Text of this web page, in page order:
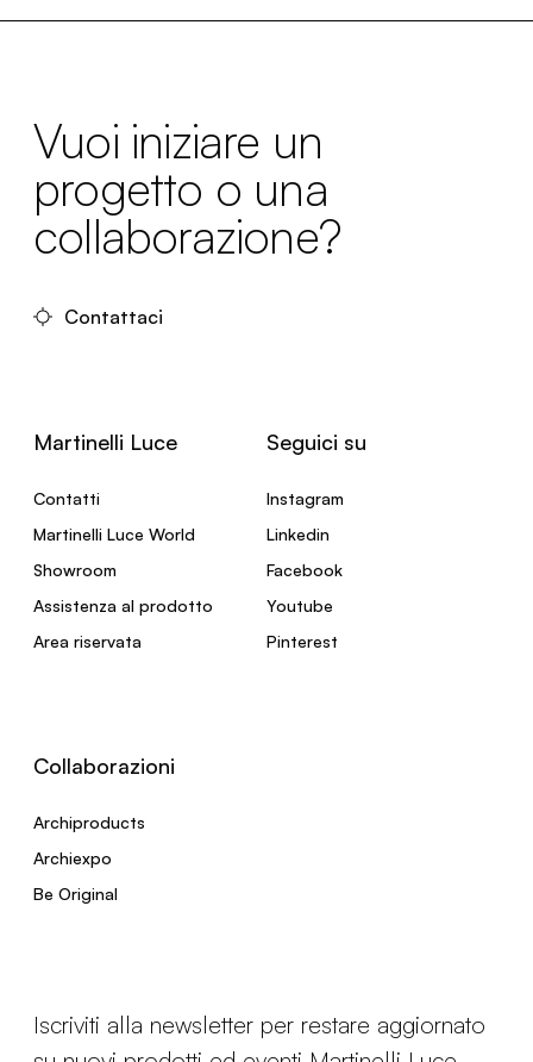
Vuoi iniziare un
progetto o una
collaborazione?
Contattaci
Martinelli Luce
Contatti
Martinelli Luce World
Showroom
Assistenza al prodotto
Area riservata
Seguici su
Instagram
Linkedin
Facebook
Youtube
Pinterest
Collaborazioni
Archiproducts
Archiexpo
Be Original
Iscriviti alla newsletter per restare aggiornato